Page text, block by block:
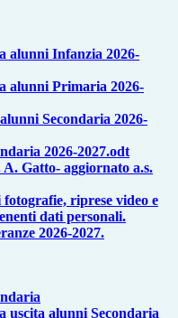
alunni Infanzia 2026-
alunni Primaria 2026-
Secondaria 2026-
2026-2027.odt
Gatto- aggiornato a.s.
riprese video e
dati personali.
2026-2027.
uscita alunni Secondaria